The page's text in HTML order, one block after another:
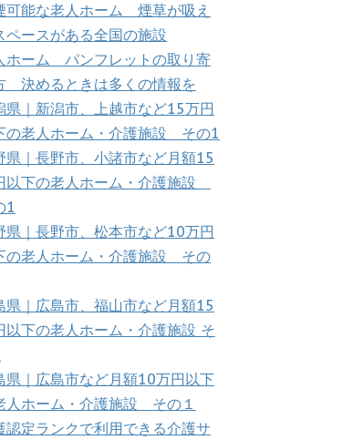
可能な老人ホーム 煙草が吸え
ペースがある全国の施設
ホーム パンフレットの取り寄
決めるときは多くの情報を
県｜新潟市、上越市など15万円
の老人ホーム・介護施設 その1
県｜長野市、小諸市など月額15
以下の老人ホーム・介護施設
1
県｜長野市、松本市など10万円
の老人ホーム・介護施設 その
県｜広島市、福山市など月額15
以下の老人ホーム・介護施設 そ
県｜広島市など月額10万円以下
人ホーム・介護施設 その１
認定ランクで利用できる介護サ